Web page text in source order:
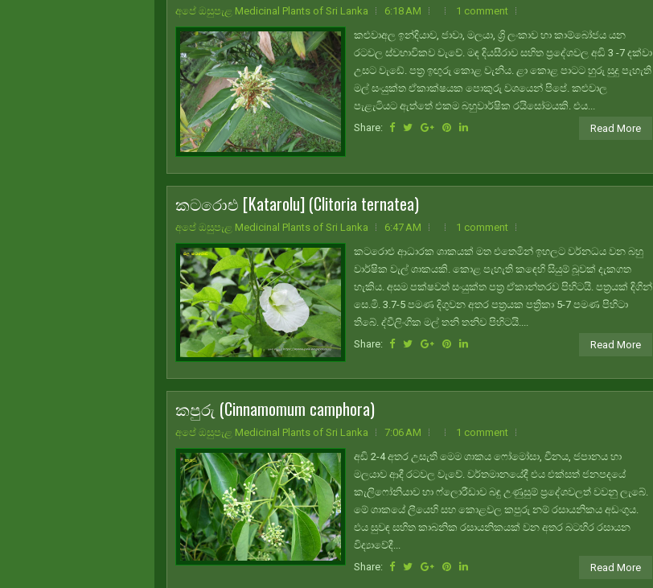
අපේ ඔසුපැළ Medicinal Plants of Sri Lanka 6:18 AM
1 comment
කළුවාඅල ඉන්දියාව, ජාවා, මලයා, ශ්‍රි ලංකාව හා කාම්බෝජය යන
රටවල ස්වභාවිකව වැවේ. මඳ දියසීරාව සහිත ප්‍රදේශවල අඩි 3 -7 දක්වා
උසට වැඩේ. පත්‍ර ඉඟුරු කොළ වැනිය. ළා කොළ පාටට හුරු සුදු පැහැති
මල් සංයුක්ත ඒකාක්ෂයක පොකුරු වශයෙන් පිපේ. කළුවාල
පැළැටියට ඇත්තේ එකම බහුවාර්ෂික රයිසෝමයකි. එය...
Share:
Read More
කටරොළු [Katarolu] (Clitoria ternatea)
අපේ ඔසුපැළ Medicinal Plants of Sri Lanka 6:47 AM
1 comment
කටරොළු ආධාරක ශාකයක් මත එතෙමින් ඉහලට වර්නධය වන බහු
වාර්ෂික වැල් ශාකයකි. කොළ පැහැති කඳෙහි සියුම් බූවක් දැකගත
හැකිය. අසම පක්ෂවත් සංයුක්ත පත්‍ර ඒකාන්තරව පිහිටයි. පත්‍රයක් දිගින්
සෙ.මි. 3.7-5 පමණ දිගුවන අතර පත්‍රයක පත්‍රිකා 5-7 පමණ පිහිටා
තිබේ. ද්වීලිංගික මල් තනි තනිව පිහිටයි....
Share:
Read More
කපුරු (Cinnamomum camphora)
අපේ ඔසුපැළ Medicinal Plants of Sri Lanka 7:06 AM
1 comment
අඩි 2-4 අතර උසැති මෙම ශාකය ෆෝමෝසා, චීනය, ජපානය හා
මලයාව ආදී රටවල වැවේ. වර්තමානයේදී එය එක්සත් ජනපදයේ
කැලිෆෝනියාව හා ෆ්ලොරීඩාව බඳු උණුසුම් ප්‍රදේශවලත් වවනු ලැබේ.
මේ ශාකයේ ලීයෙහි සහ කොළවල කපුරු නම් රසායනිකය අඩංගුය.
එය සුවඳ සහිත කාබනික රසායනිකයක් වන අතර බටහිර රසායන
විද්‍යාවේදී...
Share:
Read More